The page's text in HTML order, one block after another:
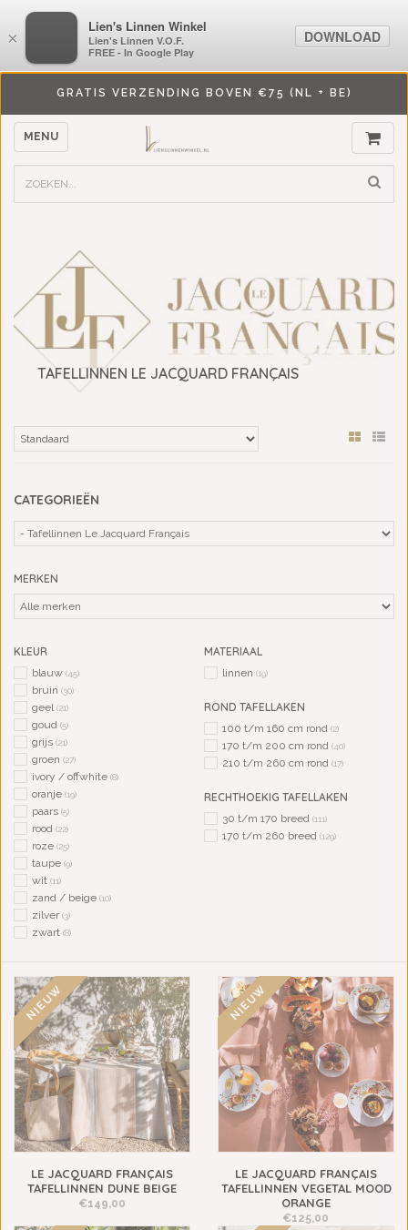
GRATIS VERZENDING BOVEN €75 (NL + BE)
MENU
TAFELLINNEN LE JACQUARD FRANÇAIS
CATEGORIEËN
MERKEN
KLEUR
blauw (45)
bruin (30)
geel(21)
goud (5)
grijs (21)
groen (27)
ivory / offwhite (8)
oranje (19)
paars (5)
rood (22)
roze (25)
taupe (9)
wit (11)
zand / beige (10)
zilver(3)
zwart (8)
MATERIAAL
linnen (19)
ROND TAFELLAKEN
100 t/m 160 cm rond (2)
170 t/m 200 cm rond (40)
210 t/m 260 cm rond (17)
RECHTHOEKIG TAFELLAKEN
30 t/m 170 breed (111)
170 t/m 260 breed (129)
NIEUW
LE JACQUARD FRANÇAIS
TAFELLINNEN DUNE BEIGE
€149,00
NIEUW
LE JACQUARD FRANÇAIS
TAFELLINNEN VEGETAL MOOD
ORANGE
€125,00
×
LiensLinnenwinkel.nl
Lien's Linnen V.O.F.
FREE - In Google Play
DOWNLOAD
×
Lien's Linnen Winkel
Lien's Linnen V.O.F.
FREE - In Google Play
DOWNLOAD